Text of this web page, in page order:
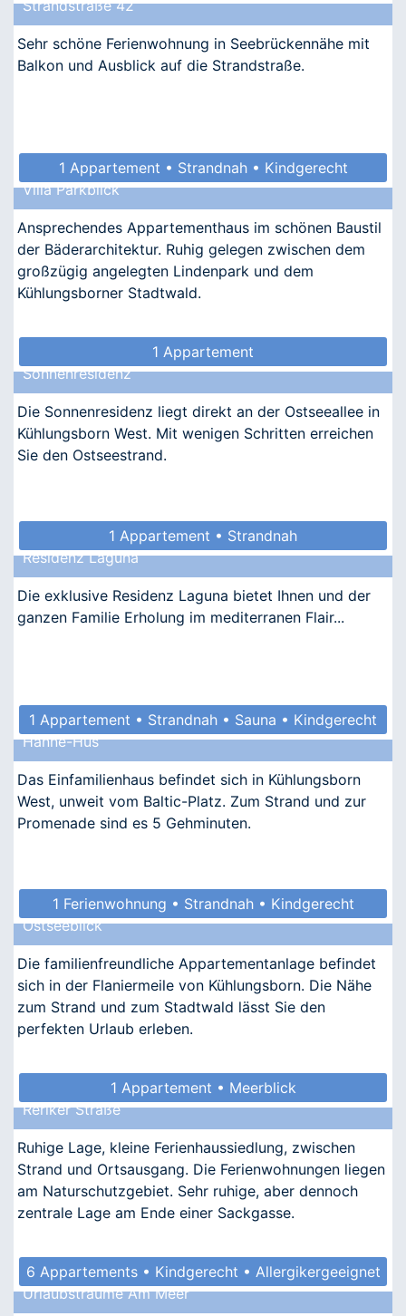
Strandstraße 42
Sehr schöne Ferienwohnung in Seebrückennähe mit
Balkon und Ausblick auf die Strandstraße.
1 Appartement • Strandnah • Kindgerecht
Villa Parkblick
Ansprechendes Appartementhaus im schönen Baustil
der Bäderarchitektur. Ruhig gelegen zwischen dem
großzügig angelegten Lindenpark und dem
Kühlungsborner Stadtwald.
1 Appartement
Sonnenresidenz
Die Sonnenresidenz liegt direkt an der Ostseeallee in
Kühlungsborn West. Mit wenigen Schritten erreichen
Sie den Ostseestrand.
1 Appartement • Strandnah
Residenz Laguna
Die exklusive Residenz Laguna bietet Ihnen und der
ganzen Familie Erholung im mediterranen Flair...
1 Appartement • Strandnah • Sauna • Kindgerecht
Hanne-Hus
Das Einfamilienhaus befindet sich in Kühlungsborn
West, unweit vom Baltic-Platz. Zum Strand und zur
Promenade sind es 5 Gehminuten.
1 Ferienwohnung • Strandnah • Kindgerecht
Ostseeblick
Die familienfreundliche Appartementanlage befindet
sich in der Flaniermeile von Kühlungsborn. Die Nähe
zum Strand und zum Stadtwald lässt Sie den
perfekten Urlaub erleben.
1 Appartement • Meerblick
Reriker Straße
Ruhige Lage, kleine Ferienhaussiedlung, zwischen
Strand und Ortsausgang. Die Ferienwohnungen liegen
am Naturschutzgebiet. Sehr ruhige, aber dennoch
zentrale Lage am Ende einer Sackgasse.
6 Appartements • Kindgerecht • Allergikergeeignet
Urlaubsträume Am Meer